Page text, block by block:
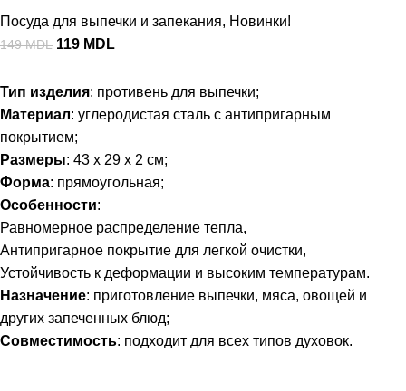
Посуда для выпечки и запекания, Новинки!
149MDL 119 MDL
Тип изделия: противень для выпечки;
Материал: углеродистая сталь с антипригарным
покрытием;
Размеры: 43 x 29 x 2 см;
Форма: прямоугольная;
Особенности:
Равномерное распределение тепла,
Антипригарное покрытие для легкой очистки,
Устойчивость к деформации и высоким температурам.
Назначение: приготовление выпечки, мяса, овощей и
других запеченных блюд;
Совместимость: подходит для всех типов духовок.